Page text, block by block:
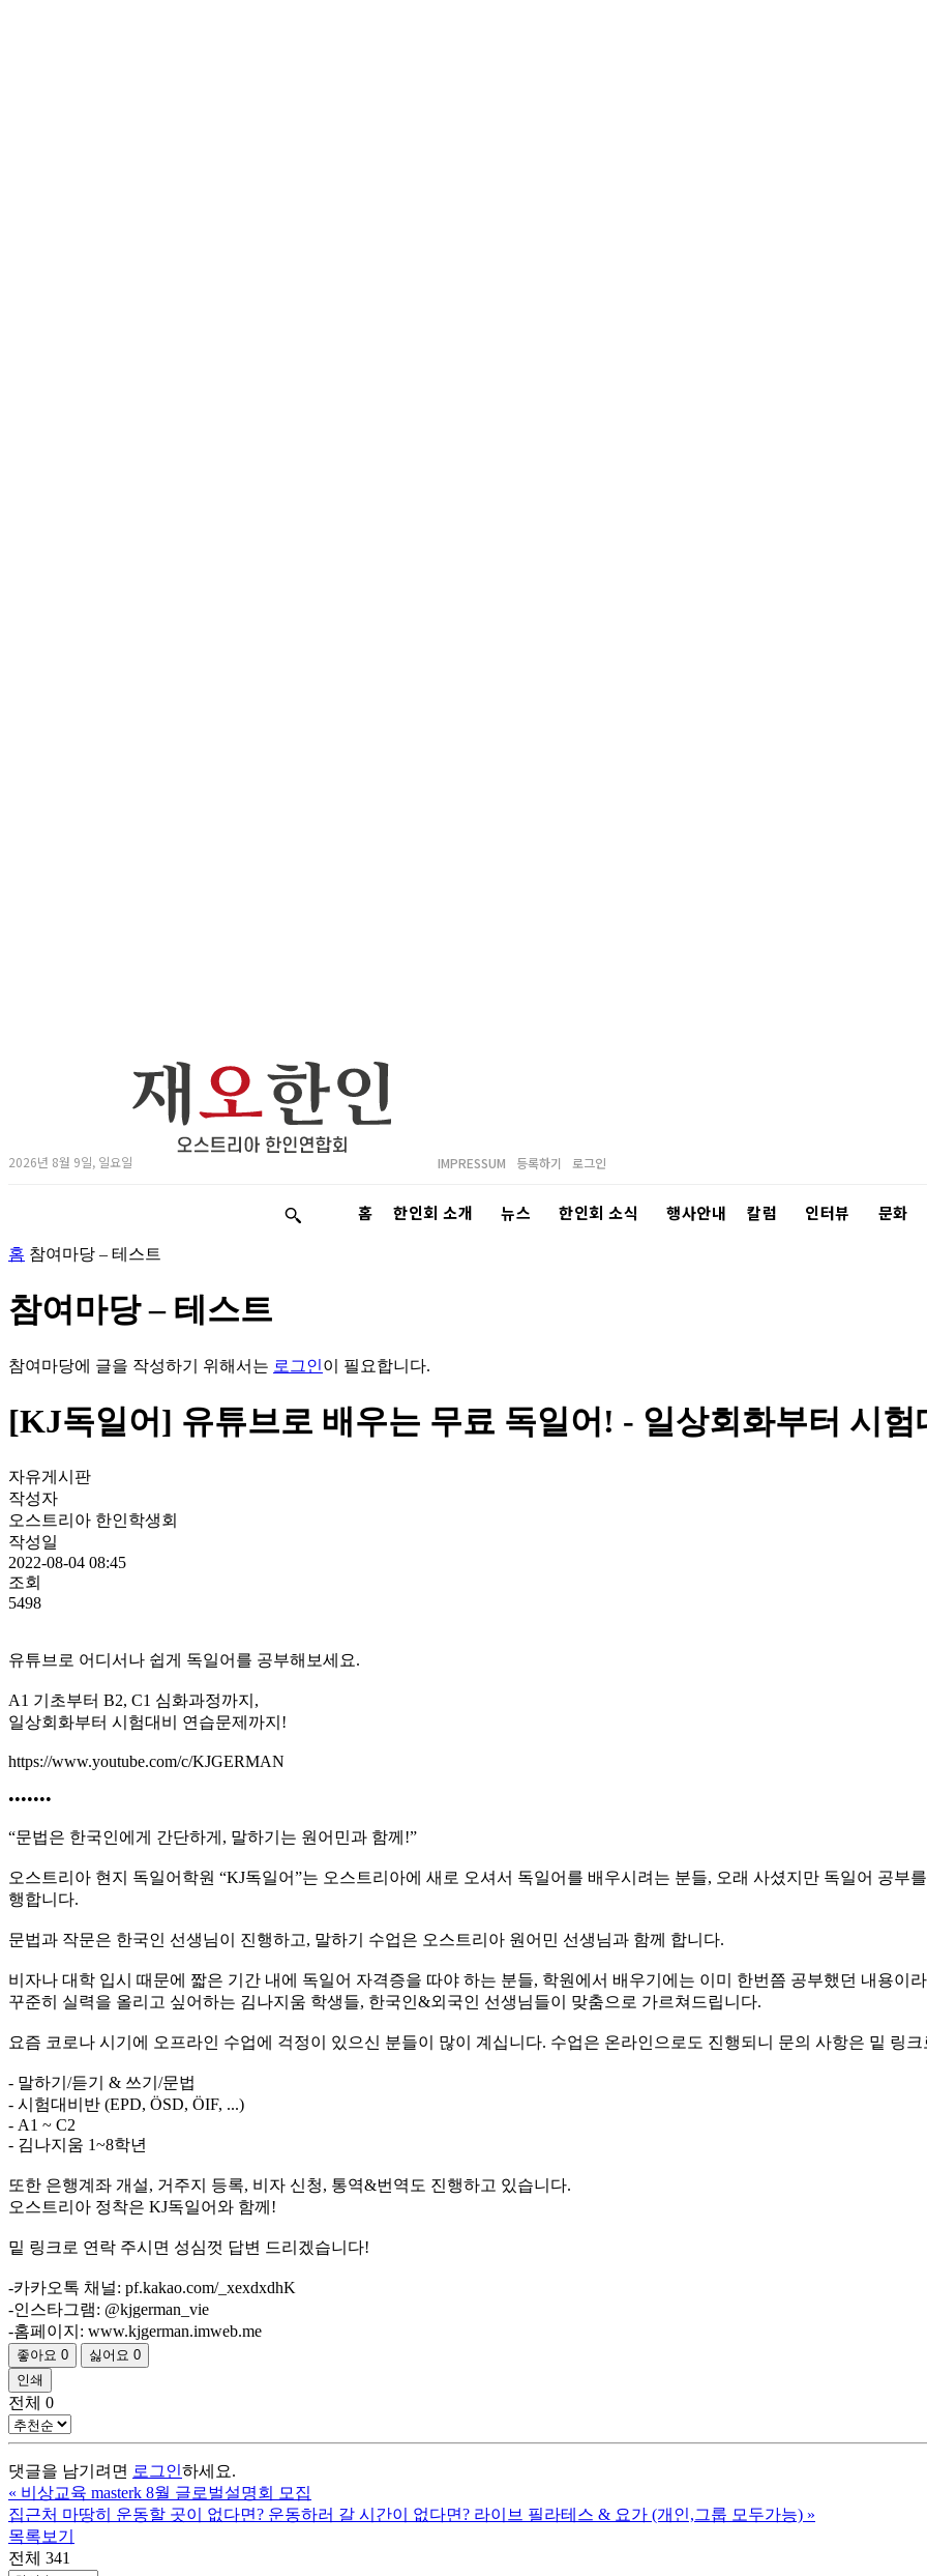
2026년 8월 9일, 일요일 IMPRESSUM 등록하기 로그인
홈 한인회 소개 뉴스 한인회 소식 행사안내 칼럼 인터뷰 문화
홈 참여마당 – 테스트
참여마당 – 테스트
참여마당에 글을 작성하기 위해서는 로그인이 필요합니다.
[KJ독일어] 유튜브로 배우는 무료 독일어! - 일상회화부터 시험
자유게시판
작성자
오스트리아 한인학생회
작성일
2022-08-04 08:45
조회
5498
유튜브로 어디서나 쉽게 독일어를 공부해보세요.
A1 기초부터 B2, C1 심화과정까지,
일상회화부터 시험대비 연습문제까지!
https://www.youtube.com/c/KJGERMAN
•••••••
“문법은 한국인에게 간단하게, 말하기는 원어민과 함께!”
오스트리아 현지 독일어학원 “KJ독일어”는 오스트리아에 새로 오셔서 독일어를 배우시려는 분들, 오래 사셨지만 독일어 공부
행합니다.
문법과 작문은 한국인 선생님이 진행하고, 말하기 수업은 오스트리아 원어민 선생님과 함께 합니다.
비자나 대학 입시 때문에 짧은 기간 내에 독일어 자격증을 따야 하는 분들, 학원에서 배우기에는 이미 한번쯤 공부했던 내용이
꾸준히 실력을 올리고 싶어하는 김나지움 학생들, 한국인&외국인 선생님들이 맞춤으로 가르쳐드립니다.
요즘 코로나 시기에 오프라인 수업에 걱정이 있으신 분들이 많이 계십니다. 수업은 온라인으로도 진행되니 문의 사항은 밑 링
- 말하기/듣기 & 쓰기/문법
- 시험대비반 (EPD, ÖSD, ÖIF, ...)
- A1 ~ C2
- 김나지움 1~8학년
또한 은행계좌 개설, 거주지 등록, 비자 신청, 통역&번역도 진행하고 있습니다.
오스트리아 정착은 KJ독일어와 함께!
밑 링크로 연락 주시면 성심껏 답변 드리겠습니다!
-카카오톡 채널: pf.kakao.com/_xexdxdhK
-인스타그램: @kjgerman_vie
-홈페이지: www.kjgerman.imweb.me
좋아요 0 싫어요 0
인쇄
전체 0
댓글을 남기려면 로그인하세요.
« 비상교육 masterk 8월 글로벌설명회 모집
집근처 마땅히 운동할 곳이 없다면? 운동하러 갈 시간이 없다면? 라이브 필라테스 & 요가 (개인,그룹 모두가능) »
목록보기
전체 341